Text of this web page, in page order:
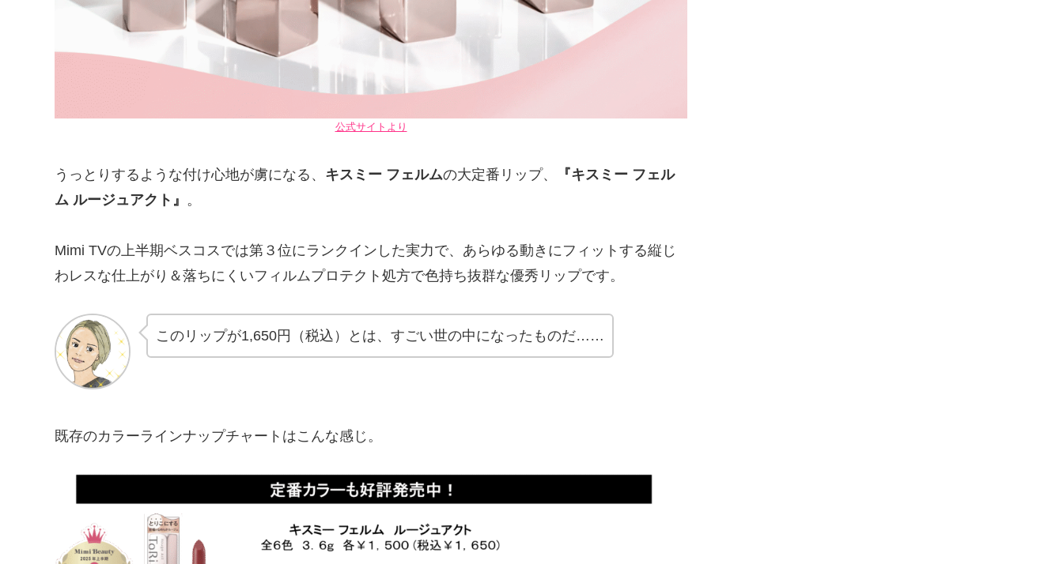
公式サイトより
うっとりするような付け心地が虜になる、 キスミー フェルムの大定番リップ、
『キスミー フェル
ム ルージュアクト』 。
Mimi TVの上半期ベスコスでは第３位にランクインした実力で、あらゆる動きにフィットする縦じ
わレスな仕上がり＆落ちにくいフィルムプロテクト処方で色持ち抜群な優秀リップです。
このリップが1,650円（税込）とは、すごい世の中になったものだ……
既存のカラーラインナップチャートはこんな感じ。